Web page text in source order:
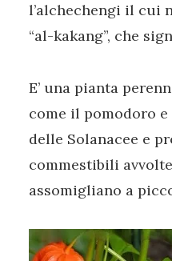
l’alchechengi il cui
“al-kakang”, che
E’ una pianta
come il pomodoro
delle Solanacee e
commestibili
assomigliano a